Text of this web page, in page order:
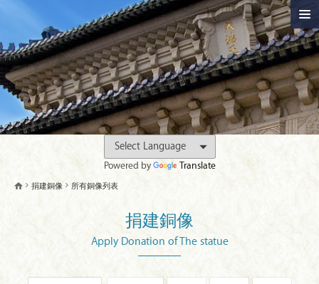
Powered by Translate
捐建銅像 所有銅像列表
捐建銅像
Apply Donation of The statue